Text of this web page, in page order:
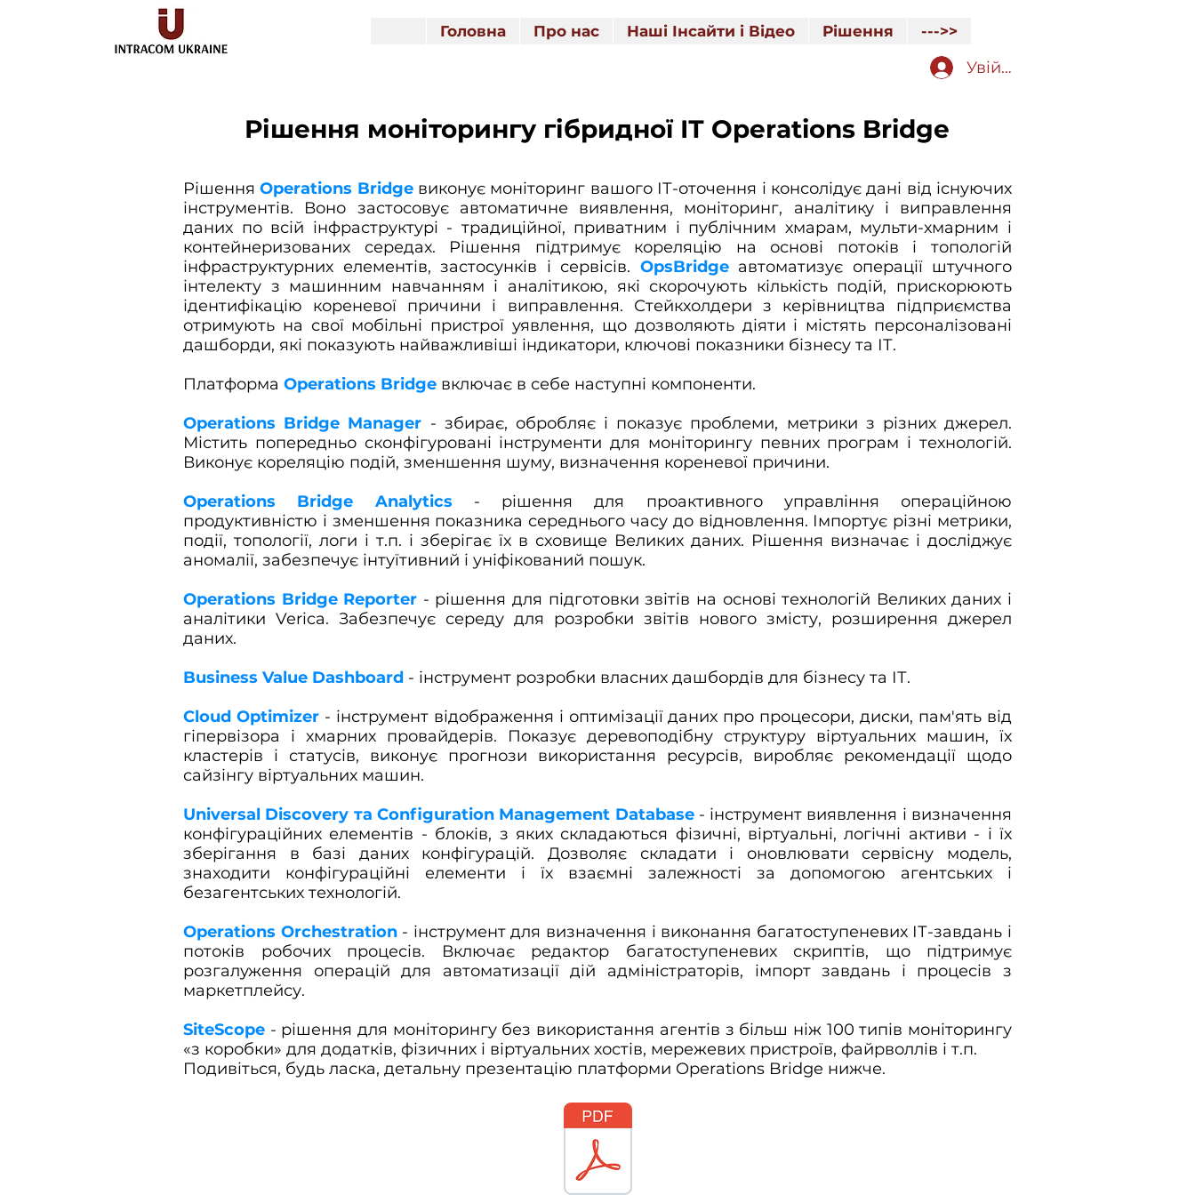
Головна Про нас Наші Інсайти і Відео Рішення --->>
Увійти
Рішення моніторингу гібридної ІТ Operations Bridge
РішенняOperations Bridgeвиконує моніторинг вашого ІТ-оточення і консолідує дані від існуючих
інструментів. Воно застосовує автоматичне виявлення, моніторинг, аналітику і виправлення
даних по всій інфраструктурі - традиційної, приватним і публічним хмарам, мульти-хмарним і
контейнеризованих середах. Рішення підтримує кореляцію на основі потоків і топологій
інфраструктурних елементів, застосунків і сервісів. OpsBridge автоматизує операції штучного
інтелекту з машинним навчанням і аналітикою, які скорочують кількість подій, прискорюють
ідентифікацію кореневої причини і виправлення. Стейкхолдери з керівництва підприємства
отримують на свої мобільні пристрої уявлення, що дозволяють діяти і містять персоналізовані
дашборди, які показують найважливіші індикатори, ключові показники бізнесу та ІТ.
Платформа Operations Bridge включає в себе наступні компоненти.
Operations Bridge Manager - збирає, обробляє і показує проблеми, метрики з різних джерел.
Містить попередньо сконфігуровані інструменти для моніторингу певних програм і технологій.
Виконує кореляцію подій, зменшення шуму, визначення кореневої причини.
Operations Bridge Analytics - рішення для проактивного управління операційною
продуктивністю і зменшення показника середнього часу до відновлення. Імпортує різні метрики,
події, топології, логи і т.п. і зберігає їх в сховище Великих даних. Рішення визначає і досліджує
аномалії, забезпечує інтуїтивний і уніфікований пошук.
Operations Bridge Reporter - рішення для підготовки звітів на основі технологій Великих даних і
аналітики Verica. Забезпечує середу для розробки звітів нового змісту, розширення джерел
даних.
Business Value Dashboard - інструмент розробки власних дашбордів для бізнесу та ІТ.
Cloud Optimizer- інструмент відображення і оптимізації даних про процесори, диски, пам'ять від
гіпервізора і хмарних провайдерів. Показує деревоподібну структуру віртуальних машин, їх
кластерів і статусів, виконує прогнози використання ресурсів, виробляє рекомендації щодо
сайзінгу віртуальних машин.
Universal Discovery та Configuration Management Database- інструмент виявлення і визначення
конфігураційних елементів - блоків, з яких складаються фізичні, віртуальні, логічні активи - і їх
зберігання в базі даних конфігурацій. Дозволяє складати і оновлювати сервісну модель,
знаходити конфігураційні елементи і їх взаємні залежності за допомогою агентських і
безагентських технологій.
Operations Orchestration - інструмент для визначення і виконання багатоступеневих ІТ-завдань і
потоків робочих процесів. Включає редактор багатоступеневих скриптів, що підтримує
розгалуження операцій для автоматизації дій адміністраторів, імпорт завдань і процесів з
маркетплейсу.
SiteScope - рішення для моніторингу без використання агентів з більш ніж 100 типів моніторингу
«з коробки» для додатків, фізичних і віртуальних хостів, мережевих пристроїв, файрволлів і т.п.
Подивіться, будь ласка, детальну презентацію платформи Operations Bridge нижче.